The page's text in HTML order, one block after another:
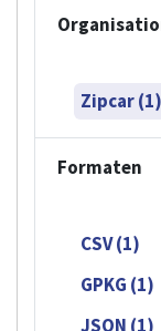
Organisation
Zipcar (1)
Formaten
CSV (1)
GPKG (1)
JSON (1)